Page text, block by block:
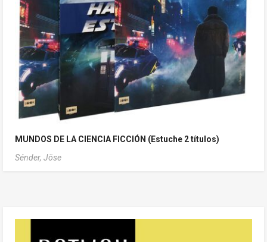
MUNDOS DE LA CIENCIA FICCIÓN (Estuche 2 títulos)
Sénder, Jöse